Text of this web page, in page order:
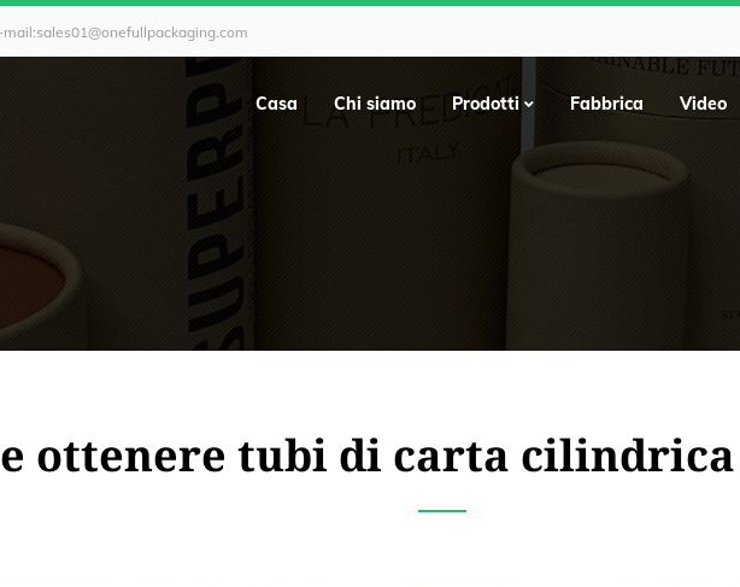
mail:sales01@onefullpackaging.com
Casa Chi siamo Prodotti Fabbrica Video
ottenere tubi di carta